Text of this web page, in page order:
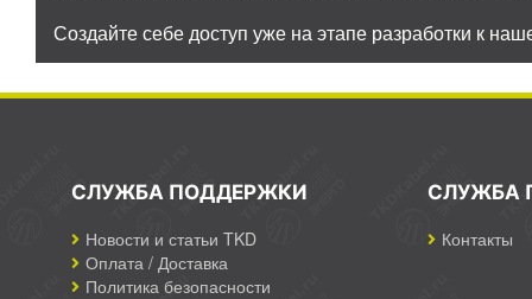
Создайте себе доступ уже на этапе разработки к
СЛУЖБА ПОДДЕРЖКИ
Новости и статьи TKD
Оплата / Доставка
Политика безопасности
СЛУЖБА
Контакты